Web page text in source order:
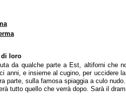
di loro
da qualche parte a Est, altiforni che
anni, e insieme al cugino, per uccidere
parte, sulla famosa spiaggia a culo
tutto quello che verrà dopo. Sarà il